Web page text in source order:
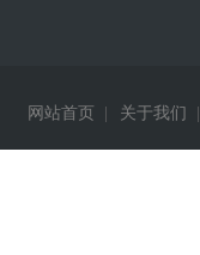
网站首页 关于我们